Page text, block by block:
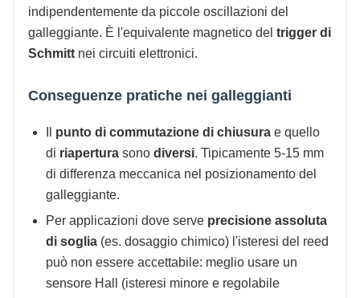
indipendentemente da piccole oscillazioni del
galleggiante. È l'equivalente magnetico del trigger di
Schmitt nei circuiti elettronici.
Conseguenze pratiche nei galleggianti
punto di commutazione di chiusura e quello
di riapertura sono diversi. Tipicamente 5-15 mm
di differenza meccanica nel posizionamento del
galleggiante.
Per applicazioni dove serve precisione assoluta
di soglia (es. dosaggio chimico) l'isteresi del reed
può non essere accettabile: meglio usare un
sensore Hall (isteresi minore e regolabile